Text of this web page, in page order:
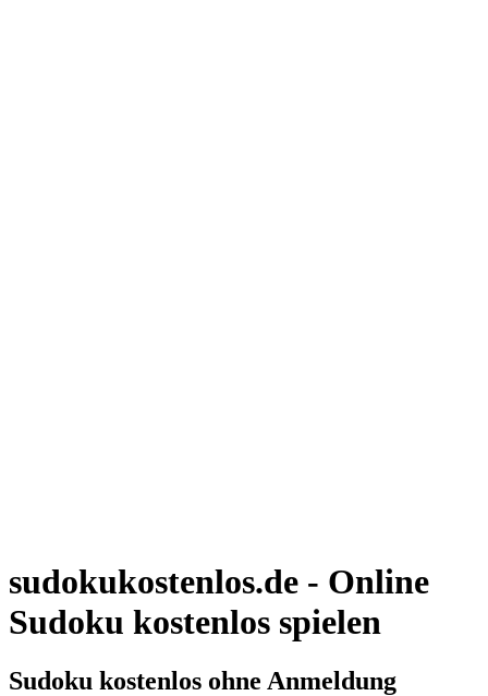
sudokukostenlos.de - Online
Sudoku kostenlos spielen
Sudoku kostenlos ohne Anmeldung